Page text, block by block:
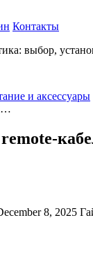
Контакты
выбор,
и аксессуары
8, 2025